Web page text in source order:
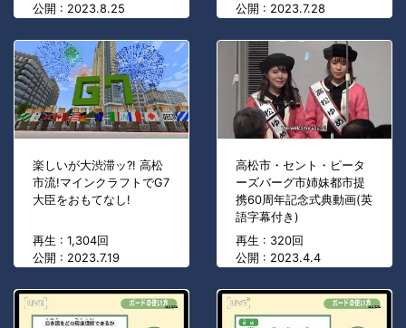
公開 : 2023.8.25
公開 : 2023.7.28
楽しいが大渋滞ッ?! 高松
市流!マインクラフトでG7
大臣をおもてなし!
再生 : 1,304回
公開 : 2023.7.19
高松市・セント・ピータ
ーズバーグ市姉妹都市提
携60周年記念式典動画(英
語字幕付き)
再生 : 320回
公開 : 2023.4.4